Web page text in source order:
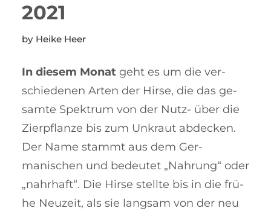
2021
Heike Heer
In diesem Monat geht es um die ver­
schiedenen Arten der Hirse, die das ge­
samte Spektrum von der Nutz- über die
Zierpflanze bis zum Unkraut ab­decken.
Der Name stammt aus dem Ger­
manischen und bedeutet „Nah­rung“ oder
„nahrhaft“. Die Hirse stellte bis in die frü­
he Neuzeit, als sie lang­sam von der neu